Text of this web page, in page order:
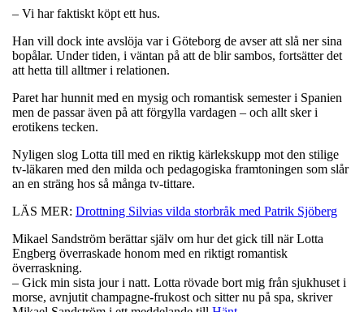
– Vi har faktiskt köpt ett hus.
Han vill dock inte avslöja var i Göteborg de avser att slå ner sina
bopålar. Under tiden, i väntan på att de blir sambos, fortsätter det
att hetta till alltmer i relationen.
Paret har hunnit med en mysig och romantisk semester i Spanien
men de passar även på att förgylla vardagen – och allt sker i
erotikens tecken.
Nyligen slog Lotta till med en riktig kärlekskupp mot den stilige
tv-läkaren med den milda och pedagogiska framtoningen som slår
an en sträng hos så många tv-tittare.
LÄS MER: Drottning Silvias vilda storbråk med Patrik Sjöberg
Mikael Sandström berättar själv om hur det gick till när Lotta
Engberg överraskade honom med en riktigt romantisk
överraskning.
– Gick min sista jour i natt. Lotta rövade bort mig från sjukhuset i
morse, avnjutit champagne-frukost och sitter nu på spa, skriver